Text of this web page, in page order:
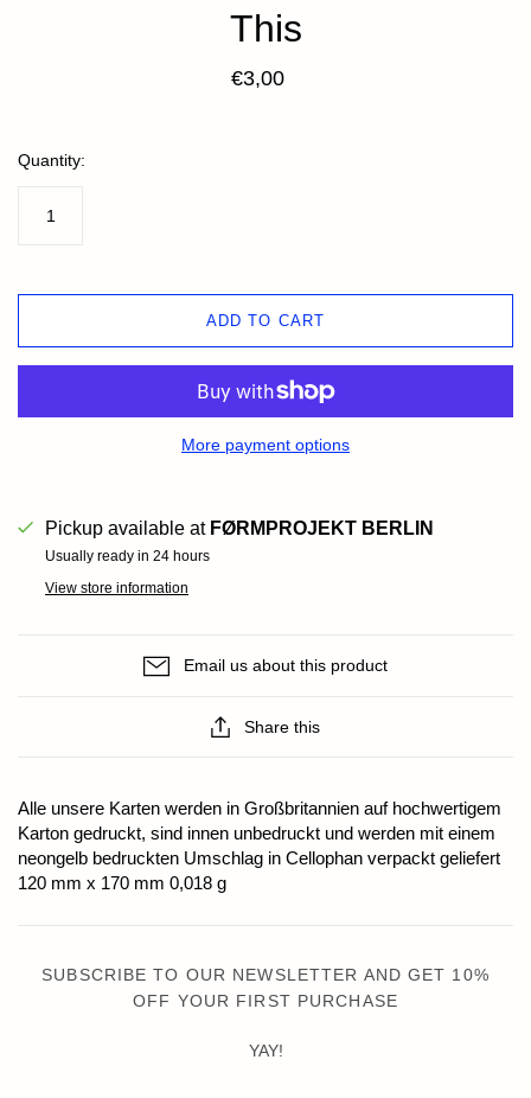
This
€3,00
Quantity:
ADD TO CART
More payment options
Pickup available at FØRMPROJEKT BERLIN
Usually ready in 24 hours
View store information
Email us about this product
Share this
Alle unsere Karten werden in Großbritannien auf hochwertigem
Karton gedruckt, sind innen unbedruckt und werden mit einem
neongelb bedruckten Umschlag in Cellophan verpackt geliefert
120 mm x 170 mm 0,018 g
SUBSCRIBE TO OUR NEWSLETTER AND GET 10%
OFF YOUR FIRST PURCHASE
YAY!